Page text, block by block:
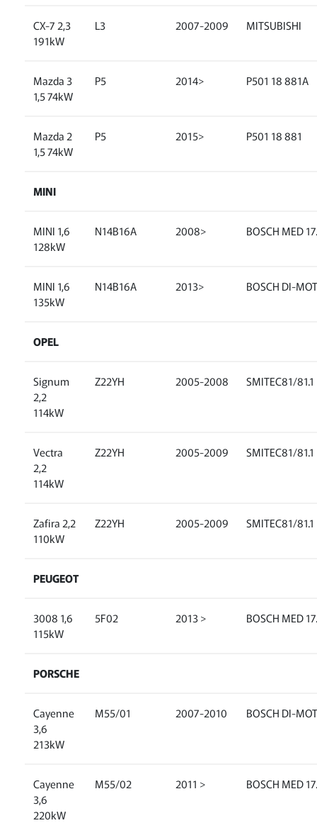
CX-7 2,3
191kW
L3 2007-2009 MITSUBISHI
Mazda 3
1,5 74kW
P5 2014> P501 18 881A
Mazda 2
1,5 74kW
P5 2015> P501 18 881
MINI
MINI 1,6
128kW
N14B16A 2008> BOSCH MED
MINI 1,6
135kW
N14B16A 2013> BOSCH DI-
OPEL
Signum
2,2
114kW
Z22YH 2005-2008 SMITEC81/81.1
Vectra
2,2
114kW
Z22YH 2005-2009 SMITEC81/81.1
Zafira 2,2
110kW
Z22YH 2005-2009 SMITEC81/81.1
PEUGEOT
3008 1,6
115kW
5F02 2013 > BOSCH MED
PORSCHE
Cayenne
3,6
213kW
M55/01 2007-2010 BOSCH DI-
Cayenne
3,6
220kW
M55/02 2011 > BOSCH MED